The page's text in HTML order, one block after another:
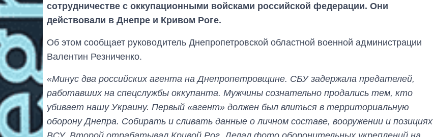
сотрудничестве с оккупационными войсками российской федерации. Они
действовали в Днепре и Кривом Роге.
Об этом сообщает руководитель Днепропетровской областной военной администрации
Валентин Резниченко.
«Минус два российских агента на Днепропетровщине. СБУ задержала предателей,
работавших на спецслужбы оккупанта. Мужчины сознательно продались тем, кто
убивает нашу Украину. Первый «агент» должен был влиться в территориальную
оборону Днепра. Собирать и сливать данные о личном составе, вооружении и позициях